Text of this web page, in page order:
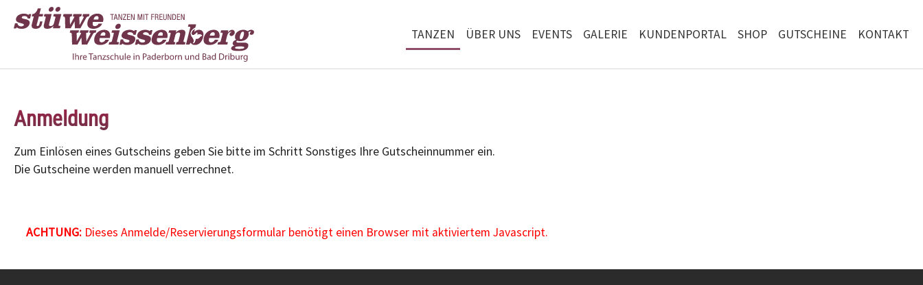
TANZEN ÜBER UNS EVENTS GALERIE KUNDENPORTAL SHOP GUTSCHEINE KONTAKT
Anmeldung
Zum Einlösen eines Gutscheins geben Sie bitte im Schritt Sonstiges Ihre Gutscheinnummer ein.
Die Gutscheine werden manuell verrechnet.
ACHTUNG:Dieses Anmelde/Reservierungsformular benötigt einen Browser mit aktiviertem Javascript.